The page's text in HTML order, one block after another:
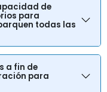
de
para
todas las
a fin de
para